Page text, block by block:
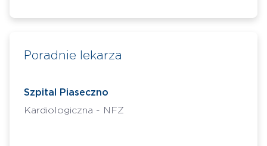
Poradnie lekarza
Szpital Piaseczno
Kardiologiczna - NFZ